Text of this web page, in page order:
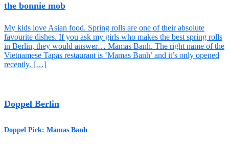
the bonnie mob
My kids love Asian food. Spring rolls are one of their absolute
favourite dishes. If you ask my girls who makes the best spring rolls
in Berlin, they would answer… Mamas Banh. The right name of the
Vietnamese Tapas restaurant is ‘Mamas Banh’ and it’s only opened
recently. […]
Doppel Berlin
Doppel Pick: Mamas Banh